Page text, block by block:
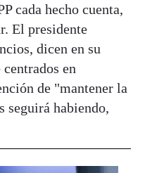
cada hecho cuenta,
El presidente
dicen en su
en
de "mantener la
seguirá habiendo,